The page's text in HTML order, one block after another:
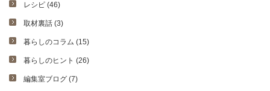
レシピ (46)
取材裏話 (3)
暮らしのコラム (15)
暮らしのヒント (26)
編集室ブログ (7)